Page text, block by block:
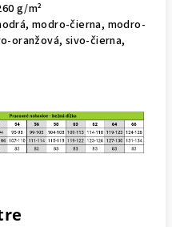
g/m²
modro-čierna, modro-
oranžová, sivo-čierna,